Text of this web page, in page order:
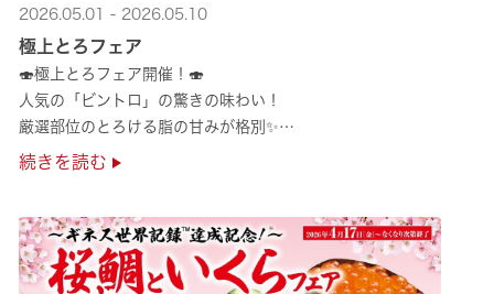
2026.05.01 - 2026.05.10
極上とろフェア
🍣極上とろフェア開催！🍣
人気の「ビントロ」の驚きの味わい！
厳選部位のとろける脂の甘みが格別✨
極上の味覚を是非くら寿司でご堪能ください♪
続きを読む